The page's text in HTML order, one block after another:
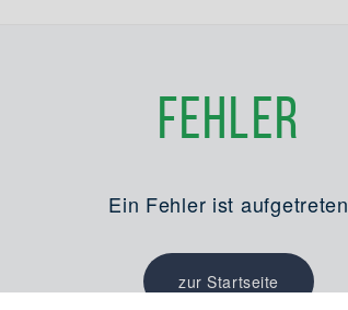
Fehler
Ein Fehler ist aufgetreten
zur Startseite